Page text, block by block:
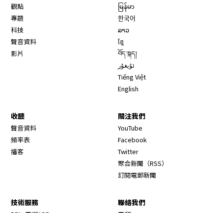
觀點
專題
科技
聲音資料
影片
မြန်မာ
한국어
ລາວ
ខ្មែ
བོད་སྐད།
ئۇيغۇر
Tiếng Việt
English
收聽
聲音資料
頻率表
播客
關注我們
YouTube
Facebook
Twitter
聚合新聞（RSS）
訂閱電郵新聞
技術服務 聯絡我們